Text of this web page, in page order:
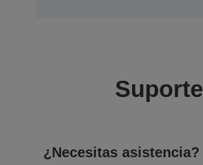
Suporte
¿Necesitas asistencia?